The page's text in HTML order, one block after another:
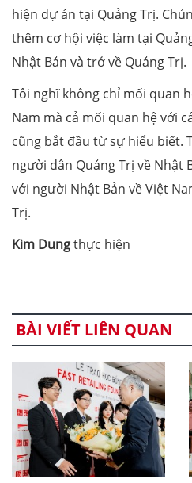
hiện dự án tại Quảng Trị.
thêm cơ hội việc làm tại
Nhật Bản và trở về Quảng Trị.
Tôi nghĩ không chỉ mối quan
Nam mà cả mối quan hệ với
cũng bắt đầu từ sự hiểu biết.
người dân Quảng Trị về Nhật
với người Nhật Bản về Việt
Trị.
Kim Dungthực hiện
BÀI VIẾT LIÊN QUAN